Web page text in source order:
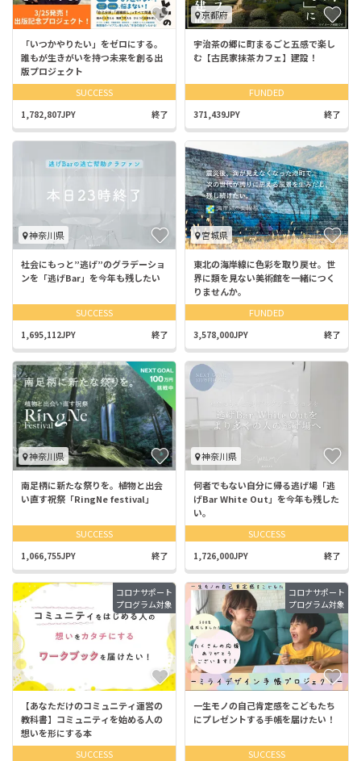
「いつかやりたい」をゼロにする。
誰もが生きがいを持つ未来を創る出
版プロジェクト
SUCCESS
1,782,807JPY 終了
京都府
宇治茶の郷に町まるごと五感で楽し
む【古民家抹茶カフェ】建設！
FUNDED
371,439JPY 終了
神奈川県
社会にもっと”逃げ”のグラデーショ
ンを「逃げBar」を今年も残したい
SUCCESS
1,695,112JPY 終了
宮城県
東北の海岸線に色彩を取り戻せ。世
界に類を見ない美術館を一緒につく
りませんか。
FUNDED
3,578,000JPY 終了
神奈川県
南足柄に新たな祭りを。植物と出会
い直す祝祭「RingNe festival」
SUCCESS
1,066,755JPY 終了
神奈川県
何者でもない自分に帰る逃げ場「逃
げBar White Out」を今年も残した
い。
SUCCESS
1,726,000JPY 終了
コロナサポート
プログラム対象
【あなただけのコミュニティ運営の
教科書】コミュニティを始める人の
想いを形にする本
SUCCESS
コロナサポート
プログラム対象
一生モノの自己肯定感をこどもたち
にプレゼントする手帳を届けたい！
SUCCESS